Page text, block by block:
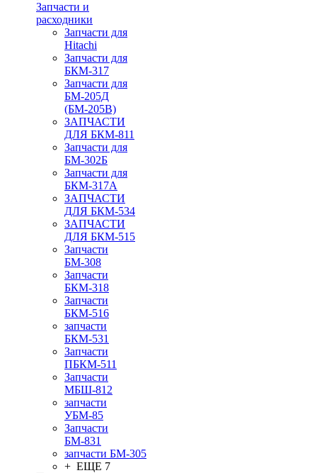
Запчасти и
расходники
Запчасти для
Hitachi
Запчасти для
БКМ-317
Запчасти для
БМ-205Д
(БМ-205В)
ЗАПЧАСТИ
ДЛЯ БКМ-811
Запчасти для
БМ-302Б
Запчасти для
БКМ-317А
ЗАПЧАСТИ
ДЛЯ БКМ-534
ЗАПЧАСТИ
ДЛЯ БКМ-515
Запчасти
БМ-308
Запчасти
БКМ-318
Запчасти
БКМ-516
запчасти
БКМ-531
Запчасти
ПБКМ-511
Запчасти
МБШ-812
запчасти
УБМ-85
Запчасти
БМ-831
запчасти БМ-305
+ ЕЩЕ 7